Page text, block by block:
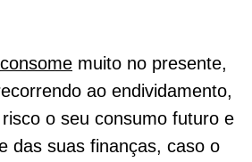
consome muito no presente,
ao endividamento,
o seu consumo futuro e
das suas finanças, caso o